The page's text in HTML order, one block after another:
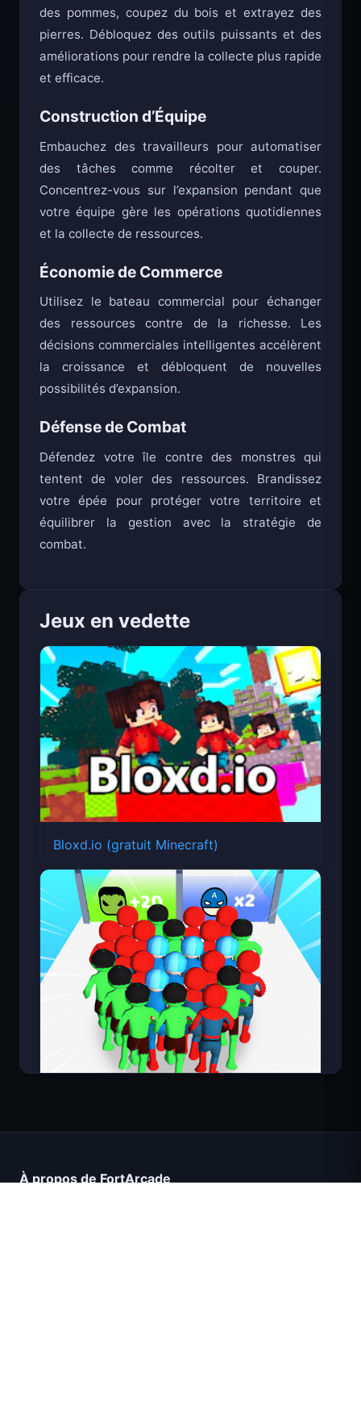
des pommes, coupez du bois et extrayez des
pierres. Débloquez des outils puissants et des
améliorations pour rendre la collecte plus rapide
et efficace.
Construction d’Équipe
Embauchez des travailleurs pour automatiser
des tâches comme récolter et couper.
Concentrez-vous sur l’expansion pendant que
votre équipe gère les opérations quotidiennes
et la collecte de ressources.
Économie de Commerce
Utilisez le bateau commercial pour échanger
des ressources contre de la richesse. Les
décisions commerciales intelligentes accélèrent
la croissance et débloquent de nouvelles
possibilités d’expansion.
Défense de Combat
Défendez votre île contre des monstres qui
tentent de voler des ressources. Brandissez
votre épée pour protéger votre territoire et
équilibrer la gestion avec la stratégie de
combat.
Jeux en vedette
Bloxd.io (gratuit Minecraft)
À propos de FortArcade